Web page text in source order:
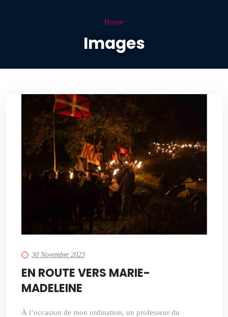
Home
Images
30 Novembre 2023
EN ROUTE VERS MARIE-
MADELEINE
À l’occasion de mon ordination, un professeur du